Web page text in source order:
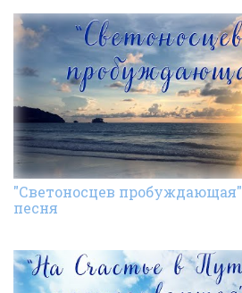
"Светоносцев пробуждающая"
песня